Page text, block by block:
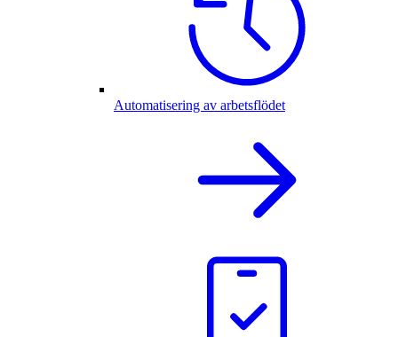
Automatisering av arbetsflödet